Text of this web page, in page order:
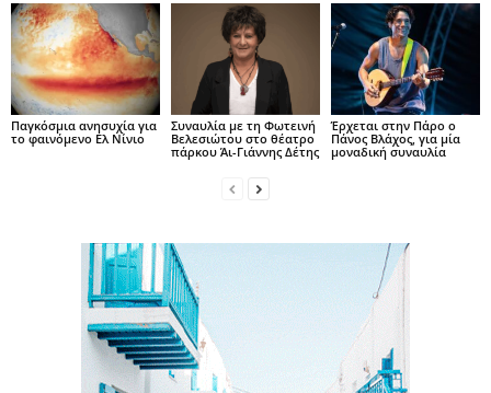
Παγκόσμια ανησυχία για
το φαινόμενο Ελ Νίνιο
Συναυλία με τη Φωτεινή
Βελεσιώτου στο θέατρο
πάρκου Άι-Γιάννης Δέτης
Έρχεται στην Πάρο ο
Πάνος Βλάχος, για μία
μοναδική συναυλία